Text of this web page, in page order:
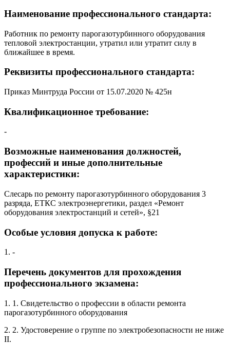
Наименование профессионального стандарта:
Работник по ремонту парогазотурбинного оборудования
тепловой электростанции, утратил или утратит силу в
ближайшее в время.
Реквизиты профессионального стандарта:
Приказ Минтруда России от 15.07.2020 № 425н
Квалификационное требование:
-
Возможные наименования должностей,
профессий и иные дополнительные
характеристики:
Слесарь по ремонту парогазотурбинного оборудования 3
разряда, ЕТКС электроэнергетики, раздел «Ремонт
оборудования электростанций и сетей», §21
Особые условия допуска к работе:
1. -
Перечень документов для прохождения
профессионального экзамена:
1. 1. Свидетельство о профессии в области ремонта
парогазотурбинного оборудования
2. 2. Удостоверение о группе по электробезопасности не ниже
II.